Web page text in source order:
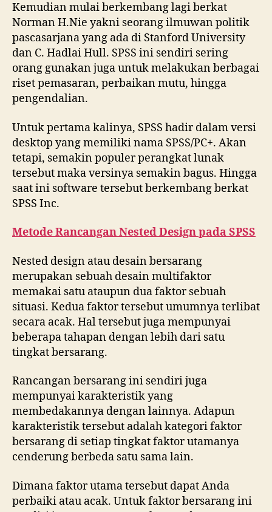
Kemudian mulai berkembang lagi berkat
Norman H.Nie yakni seorang ilmuwan politik
pascasarjana yang ada di Stanford University
dan C. Hadlai Hull. SPSS ini sendiri sering
orang gunakan juga untuk melakukan berbagai
riset pemasaran, perbaikan mutu, hingga
pengendalian.
Untuk pertama kalinya, SPSS hadir dalam versi
desktop yang memiliki nama SPSS/PC+. Akan
tetapi, semakin populer perangkat lunak
tersebut maka versinya semakin bagus. Hingga
saat ini software tersebut berkembang berkat
SPSS Inc.
Metode Rancangan Nested Design pada SPSS
Nested design atau desain bersarang
merupakan sebuah desain multifaktor
memakai satu ataupun dua faktor sebuah
situasi. Kedua faktor tersebut umumnya terlibat
secara acak. Hal tersebut juga mempunyai
beberapa tahapan dengan lebih dari satu
tingkat bersarang.
Rancangan bersarang ini sendiri juga
mempunyai karakteristik yang
membedakannya dengan lainnya. Adapun
karakteristik tersebut adalah kategori faktor
bersarang di setiap tingkat faktor utamanya
cenderung berbeda satu sama lain.
Dimana faktor utama tersebut dapat Anda
perbaiki atau acak. Untuk faktor bersarang ini